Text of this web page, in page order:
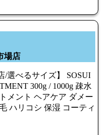
場店
/選べるサイズ】 SOSUI
300g / 1000g 疎水
メント ヘアケア ダメー
ハリコシ 保湿 コーティ